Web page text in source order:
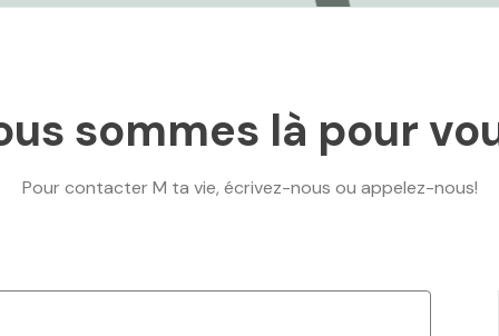
sommes là pour
Pour contacter M ta vie, écrivez-nous ou appelez-nous!